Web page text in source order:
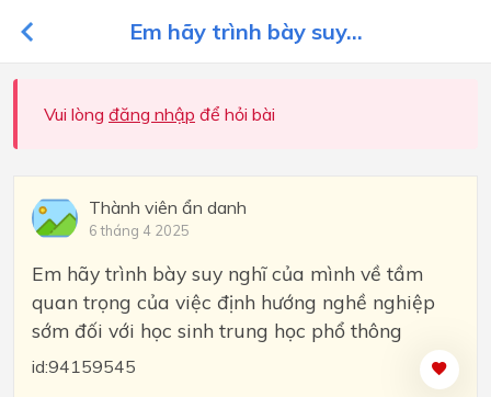
Em hãy trình bày suy...
Vui lòng đăng nhập để hỏi bài
Thành viên ẩn danh
6 tháng 4 2025
Em hãy trình bày suy nghĩ của mình về tầm
quan trọng của việc định hướng nghề nghiệp
sớm đối với học sinh trung học phổ thông
id:94159545